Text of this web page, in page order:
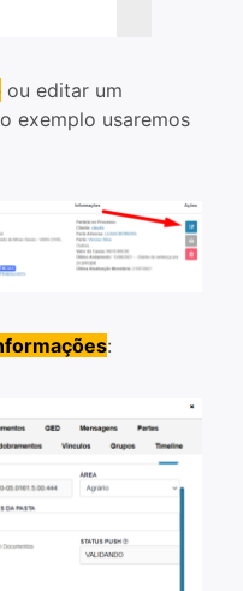
ou editar um
exemplo usaremos
: